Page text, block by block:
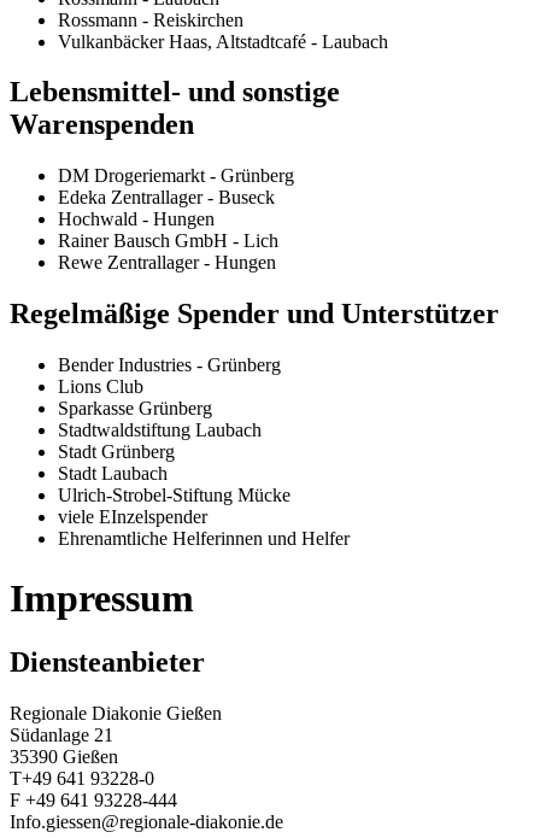
Rossmann - Reiskirchen
Vulkanbäcker Haas, Altstadtcafé - Laubach
Lebensmittel- und sonstige
Warenspenden
DM Drogeriemarkt - Grünberg
Edeka Zentrallager - Buseck
Hochwald - Hungen
Rainer Bausch GmbH - Lich
Rewe Zentrallager - Hungen
Regelmäßige Spender und Unterstützer
Bender Industries - Grünberg
Lions Club
Sparkasse Grünberg
Stadtwaldstiftung Laubach
Stadt Grünberg
Stadt Laubach
Ulrich-Strobel-Stiftung Mücke
viele EInzelspender
Ehrenamtliche Helferinnen und Helfer
Impressum
Diensteanbieter
Regionale Diakonie Gießen
Südanlage 21
35390 Gießen
T+49 641 93228-0
F +49 641 93228-444
Info.giessen@regionale-diakonie.de